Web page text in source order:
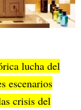
lucha del
escenarios
crisis del